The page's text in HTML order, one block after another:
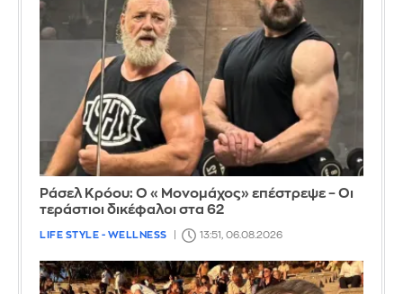
Ράσελ Κρόου: Ο «Μονομάχος» επέστρεψε – Οι
τεράστιοι δικέφαλοι στα 62
LIFE STYLE - WELLNESS 13:51, 06.08.2026